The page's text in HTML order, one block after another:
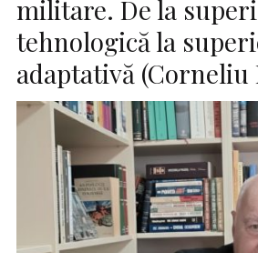
militare. De la
tehnologică la
adaptativă (Corneliu